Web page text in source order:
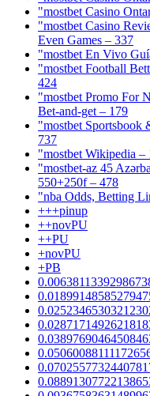
"mostbet Casino
"mostbet Casino
Even Games – 337
"mostbet En Vivo
"mostbet Football
424
"mostbet Promo For
Bet-and-get – 179
"‎mostbet Sportsbook
737
"mostbet Wikipedia –
"mostbet-az 45
550+250f – 478
"nba Odds, Betting
+++pinup
++novPU
++PU
+novPU
+PB